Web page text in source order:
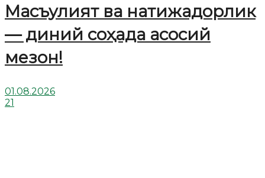
Масъулият ва натижадорлик
— диний соҳада асосий
мезон!
01.08.2026
21